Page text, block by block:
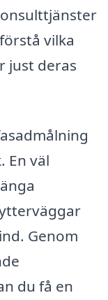
vilka
just deras
En väl
Genom
du få en